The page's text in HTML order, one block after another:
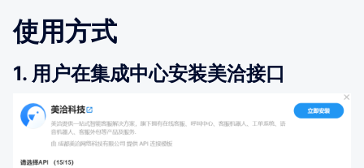
使用方式
1. 用户在集成中心安装美洽接口